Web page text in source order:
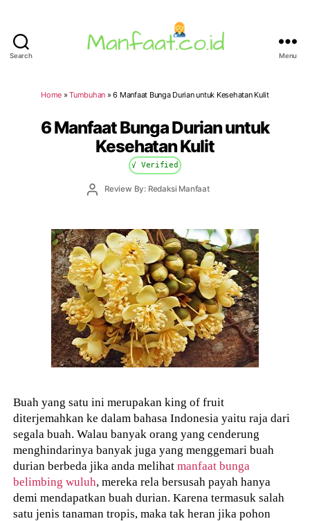
Search Menu
Home »Tumbuhan »6 Manfaat Bunga Durian untuk Kesehatan Kulit
6 Manfaat Bunga Durian untuk
Kesehatan Kulit
√ Verified
PostReview By: Redaksi Manfaat
Buah yang satu ini merupakan king of fruit
diterjemahkan ke dalam bahasa Indonesia yaitu raja dari
segala buah. Walau banyak orang yang cenderung
menghindarinya banyak juga yang menggemari buah
durian berbeda jika anda melihatmanfaat bunga
belimbing wuluh, mereka rela bersusah payah hanya
demi mendapatkan buah durian. Karena termasuk salah
satu jenis tanaman tropis, maka tak heran jika pohon